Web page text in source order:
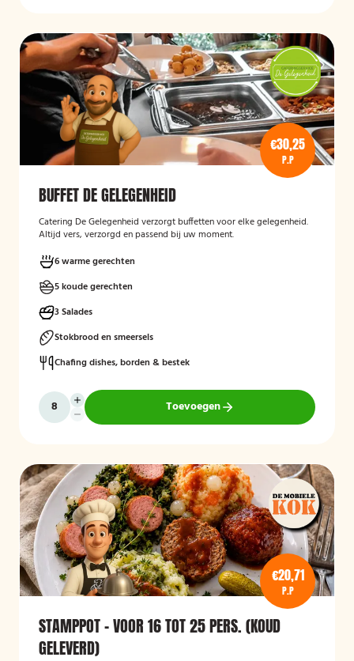
€30,25
P.P
BUFFET DE GELEGENHEID
Catering De Gelegenheid verzorgt buffetten voor elke gelegenheid.
Altijd vers, verzorgd en passend bij uw moment.
6 warme gerechten
5 koude gerechten
3 Salades
Stokbrood en smeersels
Chafing dishes, borden & bestek
Toevoegen
€20,71
P.P
STAMPPOT - VOOR 16 TOT 25 PERS. (KOUD
GELEVERD)